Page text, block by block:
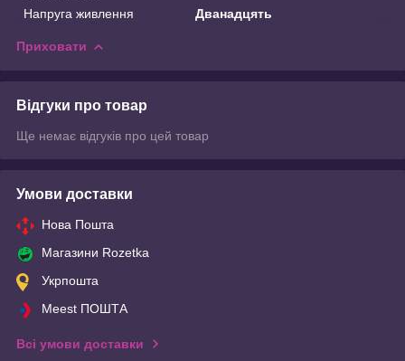
Напруга живлення Дванадцять
Приховати
Відгуки про товар
Ще немає відгуків про цей товар
Умови доставки
Нова Пошта
Магазини Rozetka
Укрпошта
Meest ПОШТА
Всі умови доставки